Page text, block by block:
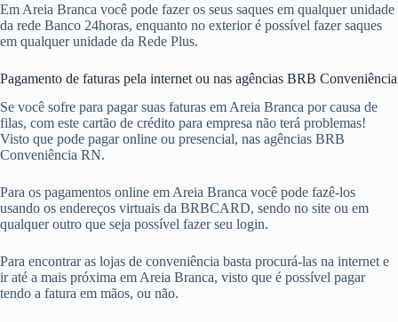
Em Areia Branca você pode fazer os seus saques em qualquer unidade
da rede Banco 24horas, enquanto no exterior é possível fazer saques
em qualquer unidade da Rede Plus.
Pagamento de faturas pela internet ou nas agências BRB Conveniência
Se você sofre para pagar suas faturas em Areia Branca por causa de
filas, com este cartão de crédito para empresa não terá problemas!
Visto que pode pagar online ou presencial, nas agências BRB
Conveniência RN.
Para os pagamentos online em Areia Branca você pode fazê-los
usando os endereços virtuais da BRBCARD, sendo no site ou em
qualquer outro que seja possível fazer seu login.
Para encontrar as lojas de conveniência basta procurá-las na internet e
ir até a mais próxima em Areia Branca, visto que é possível pagar
tendo a fatura em mãos, ou não.